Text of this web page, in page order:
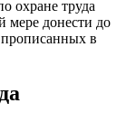
охране труда
мере донести до
прописанных в